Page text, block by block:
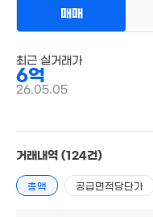
86m²매매
최근 실거래가
6억
26.05.05
거래내역 (124건)
총액 공급면적당단가